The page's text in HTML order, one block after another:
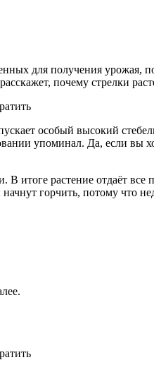
для получения урожая,
почему стрелки
особый высокий
упоминал. Да, если вы
итоге растение отдаёт
горчить, потому что